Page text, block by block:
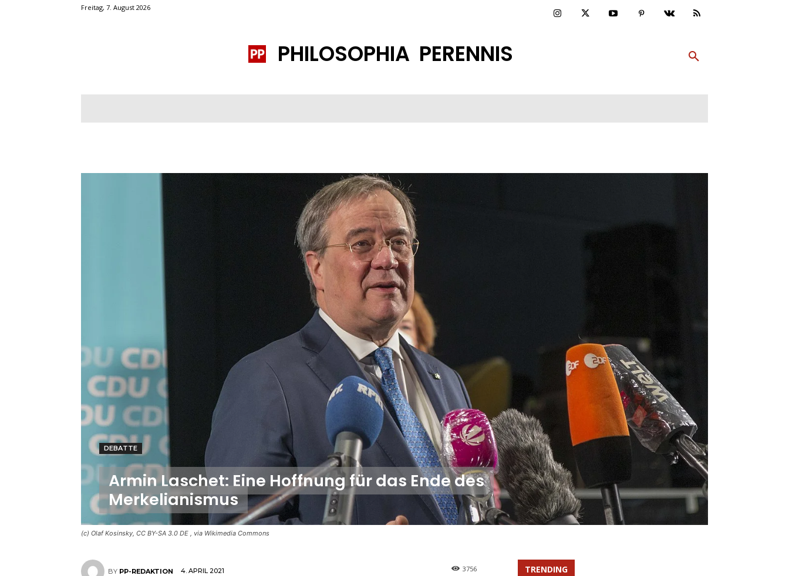
Freitag, 7. August 2026
PHILOSOPHIA PERENNIS
(c) Olaf Kosinsky, CC BY-SA 3.0 DE , via Wikimedia Commons
DEBATTE
Armin Laschet: Eine Hoffnung für das Ende des
Merkelianismus
BY PP-REDAKTION 4. APRIL 2021 3756 TRENDING